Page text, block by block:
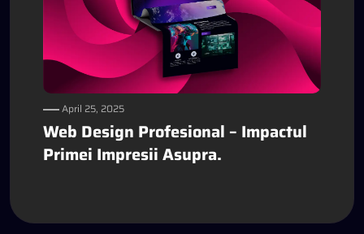
April 25, 2025
Web Design Profesional – Impactul
Primei Impresii Asupra.